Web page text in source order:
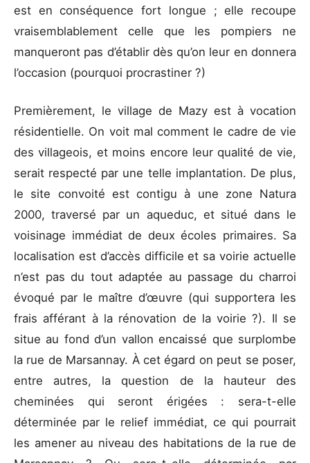
est en conséquence fort longue ; elle recoupe
vraisemblablement celle que les pompiers ne
manqueront pas d’établir dès qu’on leur en donnera
l’occasion (pourquoi procrastiner ?)
Premièrement, le village de Mazy est à vocation
résidentielle. On voit mal comment le cadre de vie
des villageois, et moins encore leur qualité de vie,
serait respecté par une telle implantation. De plus,
le site convoité est contigu à une zone Natura
2000, traversé par un aqueduc, et situé dans le
voisinage immédiat de deux écoles primaires. Sa
localisation est d’accès difficile et sa voirie actuelle
n’est pas du tout adaptée au passage du charroi
évoqué par le maître d’œuvre (qui supportera les
frais afférant à la rénovation de la voirie ?). Il se
situe au fond d’un vallon encaissé que surplombe
la rue de Marsannay. À cet égard on peut se poser,
entre autres, la question de la hauteur des
cheminées qui seront érigées : sera-t-elle
déterminée par le relief immédiat, ce qui pourrait
les amener au niveau des habitations de la rue de